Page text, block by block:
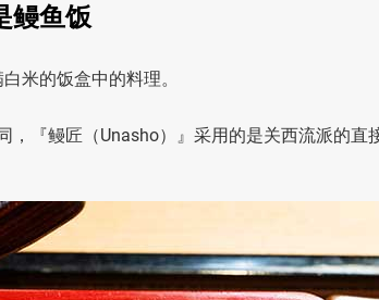
鳗鱼饭
米的饭盒中的料理。
『鳗匠（Unasho）』采用的是关西流派的直